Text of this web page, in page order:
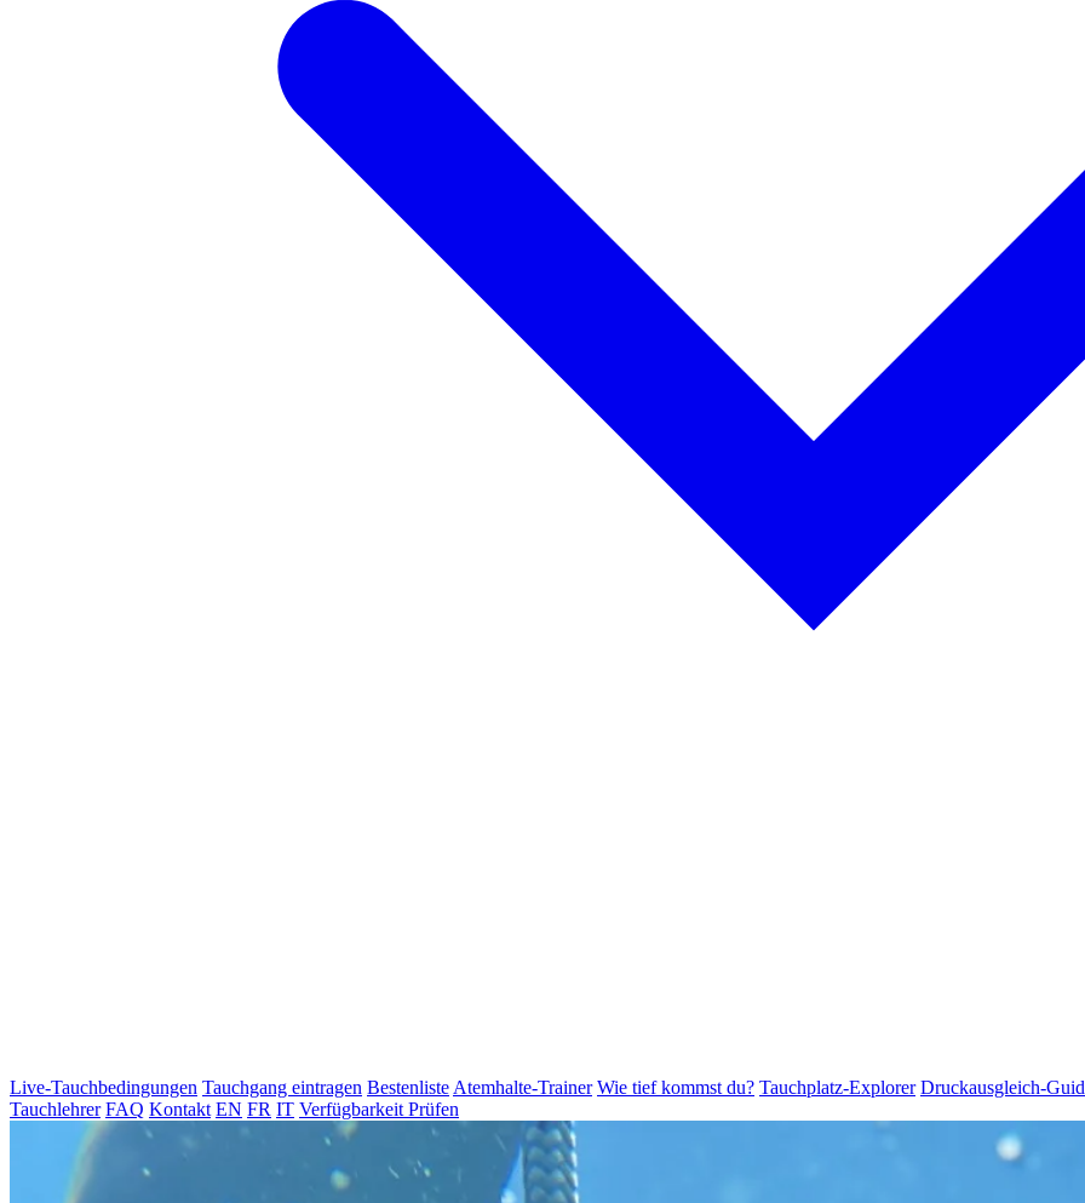
Live-Tauchbedingungen Tauchgang eintragen Bestenliste Atemhalte-Trainer Wie tief kommst du? Tauchplatz-Explorer Druckausgleich-
Tauchlehrer FAQ Kontakt EN FR IT Verfügbarkeit Prüfen